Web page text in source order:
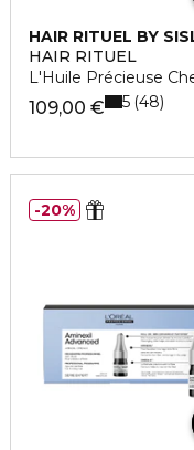
HAIR RITUEL BY
HAIR RITUEL
L'Huile Précieuse
109,00 € 5 48
20%